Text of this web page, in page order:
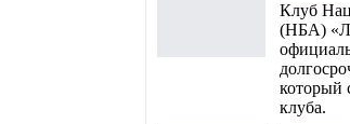
Клуб
(НБА)
который
клуба.